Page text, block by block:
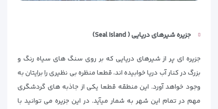
جزیره شیرهای دریایی (Seal Island)
جزیره ای پر از شیرهای دریایی که بر روی سنگ های سیاه رنگ و
بزرگ در کنار آب دریا خوابیده اند، قطعا منظره بی نظیری را برایتان به
وجود خواهد آورد. این منطقه قطعا یکی از جاذبه های گردشگری
مهم در تمام این شهر به شمار میآید. در این جزیره می توانید با